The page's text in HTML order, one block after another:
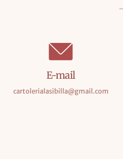
E-mail
cartolerialasibilla@gmail.com